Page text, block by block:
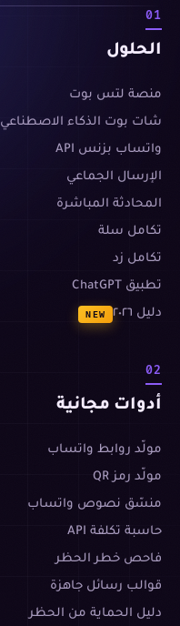
01
الحلول
منصة لتس بوت
شات بوت الذكاء الاصطناعي
واتساب بزنس API
الإرسال الجماعي
المحادثة المباشرة
تكامل سلة
تكامل زد
تطبيق ChatGPT
دليل ٢٠٢٦
NEW
02
أدوات مجانية
مولّد روابط واتساب
مولّد رمز QR
منسّق نصوص واتساب
حاسبة تكلفة API
فاحص خطر الحظر
قوالب رسائل جاهزة
دليل الحماية من الحظر